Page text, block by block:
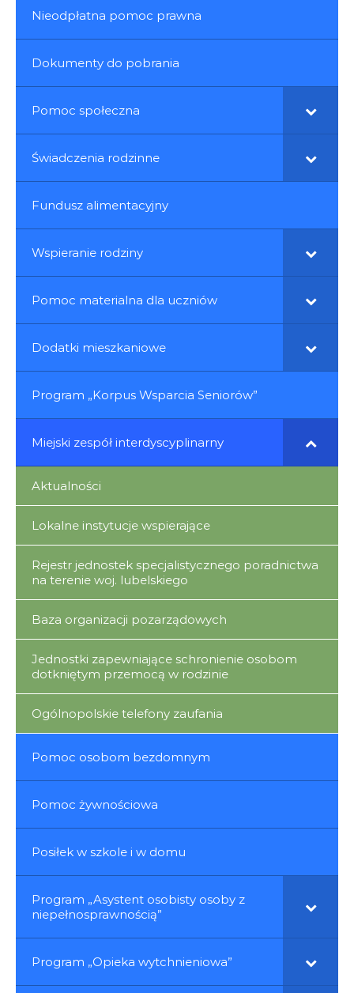
Nieodpłatna pomoc prawna
Dokumenty do pobrania
Pomoc społeczna
Świadczenia rodzinne
Fundusz alimentacyjny
Wspieranie rodziny
Pomoc materialna dla uczniów
Dodatki mieszkaniowe
Program „Korpus Wsparcia Seniorów”
Miejski zespół interdyscyplinarny
Aktualności
Lokalne instytucje wspierające
Rejestr jednostek specjalistycznego poradnictwa
na terenie woj. lubelskiego
Baza organizacji pozarządowych
Jednostki zapewniające schronienie osobom
dotkniętym przemocą w rodzinie
Ogólnopolskie telefony zaufania
Pomoc osobom bezdomnym
Pomoc żywnościowa
Posiłek w szkole i w domu
Program „Asystent osobisty osoby z
niepełnosprawnością”
Program „Opieka wytchnieniowa”